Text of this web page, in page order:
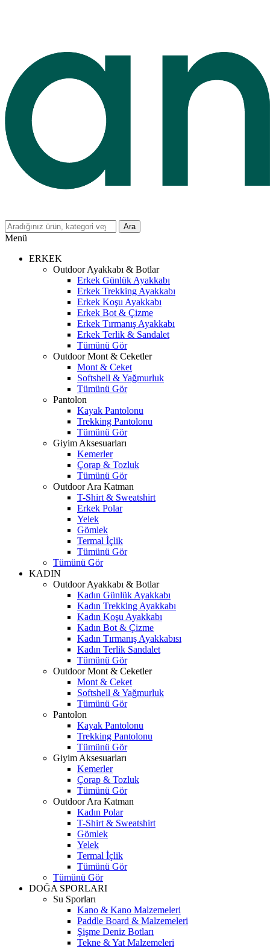
Ara
Menü
ERKEK
Outdoor Ayakkabı & Botlar
Erkek Günlük Ayakkabı
Erkek Trekking Ayakkabı
Erkek Koşu Ayakkabı
Erkek Bot & Çizme
Erkek Tırmanış Ayakkabı
Erkek Terlik & Sandalet
Tümünü Gör
Outdoor Mont & Ceketler
Mont & Ceket
Softshell & Yağmurluk
Tümünü Gör
Pantolon
Kayak Pantolonu
Trekking Pantolonu
Tümünü Gör
Giyim Aksesuarları
Kemerler
Çorap & Tozluk
Tümünü Gör
Outdoor Ara Katman
T-Shirt & Sweatshirt
Erkek Polar
Yelek
Gömlek
Termal İçlik
Tümünü Gör
Tümünü Gör
KADIN
Outdoor Ayakkabı & Botlar
Kadın Günlük Ayakkabı
Kadın Trekking Ayakkabı
Kadın Koşu Ayakkabı
Kadın Bot & Çizme
Kadın Tırmanış Ayakkabısı
Kadın Terlik Sandalet
Tümünü Gör
Outdoor Mont & Ceketler
Mont & Ceket
Softshell & Yağmurluk
Tümünü Gör
Pantolon
Kayak Pantolonu
Trekking Pantolonu
Tümünü Gör
Giyim Aksesuarları
Kemerler
Çorap & Tozluk
Tümünü Gör
Outdoor Ara Katman
Kadın Polar
T-Shirt & Sweatshirt
Gömlek
Yelek
Termal İçlik
Tümünü Gör
Tümünü Gör
DOĞA SPORLARI
Su Sporları
Kano & Kano Malzemeleri
Paddle Board & Malzemeleri
Şişme Deniz Botları
Tekne & Yat Malzemeleri